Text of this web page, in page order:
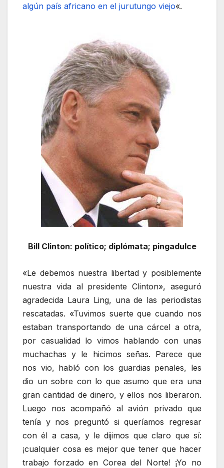
algún país africano en el jurutungo viejo«.
Bill Clinton: político; diplómata; pingadulce
«Le debemos nuestra libertad y posiblemente
nuestra vida al presidente Clinton», aseguró
agradecida Laura Ling, una de las periodistas
rescatadas. «Tuvimos suerte que cuando nos
estaban transportando de una cárcel a otra,
por casualidad lo vimos hablando con unas
muchachas y le hicimos señas. Parece que
nos vio, habló con los guardias penales, les
dio un sobre con lo que asumo que era una
gran cantidad de dinero, y ellos nos liberaron.
Luego nos acompañó al avión privado que
tenía y nos preguntó si queríamos regresar
con él a casa, y le dijimos que claro que sí:
¡cualquier cosa es mejor que tener que hacer
trabajo forzado en Corea del Norte! ¡Yo no